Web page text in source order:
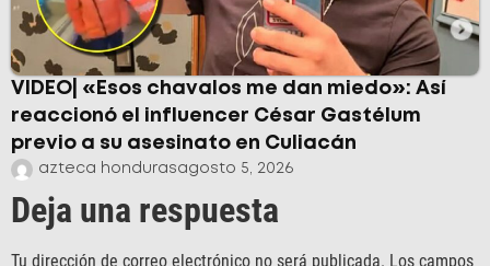
VIDEO| «Esos chavalos me dan miedo»: Así
reaccionó el influencer César Gastélum
previo a su asesinato en Culiacán
azteca hondurasagosto 5, 2026
Deja una respuesta
Tu dirección de correo electrónico no será publicada. Los campos